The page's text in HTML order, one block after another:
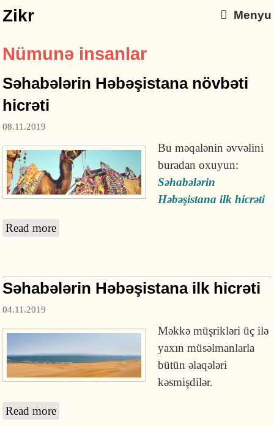
Zikr Menyu
Nümunə insanlar
Səhabələrin Həbəşistana növbəti
hicrəti
08.11.2019
Bu məqalənin əvvəlini
buradan oxuyun:
Səhabələrin
Həbəşistana ilk hicrəti
Read more
Səhabələrin Həbəşistana ilk hicrəti
04.11.2019
Məkkə müşrikləri üç ilə
yaxın müsəlmanlarla
bütün əlaqələri
kəsmişdilər.
Read more